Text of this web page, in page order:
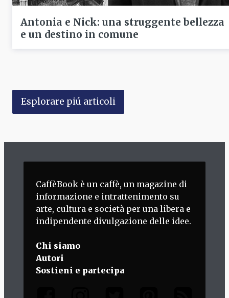
Antonia e Nick: una struggente bellezza
e un destino in comune
Esplorare piú articoli
CaffèBook è un caffè, un magazine di
informazione e intrattenimento su
arte, cultura e società per una libera e
indipendente divulgazione delle idee.
Chi siamo
Autori
Sostieni e partecipa